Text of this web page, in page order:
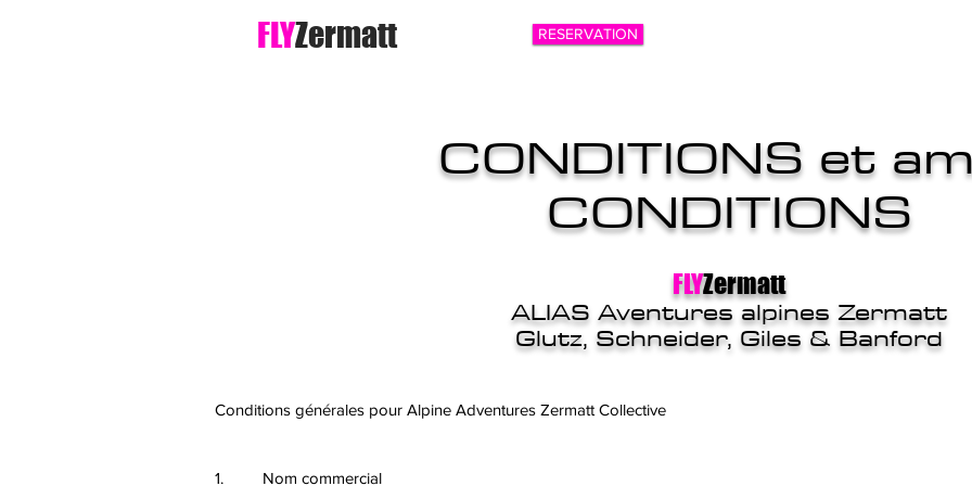
FLYZermatt RESERVATION
CONDITIONS et
CONDITIONS
FLYZermatt
ALIAS Aventures alpines Zermatt
Glutz, Schneider, Giles & Banford
Conditions générales pour Alpine Adventures Zermatt Collective
1. Nom commercial